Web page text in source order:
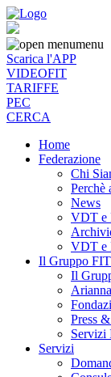
menu
Scarica l'APP
VIDEOFIT
TARIFFE
PEC
CERCA
Home
Federazione
Chi
Perchè
News
VDT e
VDT e
Il Gruppo FIT
Il
Press
Servizi
Servizi